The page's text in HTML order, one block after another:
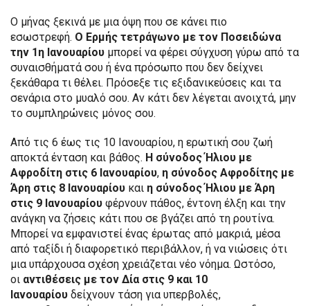
Ο μήνας ξεκινά με μια όψη που σε κάνει πιο
εσωστρεφή. Ο Ερμής τετράγωνο με τον Ποσειδώνα
την 1η Ιανουαρίου μπορεί να φέρει σύγχυση γύρω από τα
συναισθήματά σου ή ένα πρόσωπο που δεν δείχνει
ξεκάθαρα τι θέλει. Πρόσεξε τις εξιδανικεύσεις και τα
σενάρια στο μυαλό σου. Αν κάτι δεν λέγεται ανοιχτά, μην
το συμπληρώνεις μόνος σου.
Από τις 6 έως τις 10 Ιανουαρίου, η ερωτική σου ζωή
αποκτά ένταση και βάθος. Η σύνοδος Ήλιου με
Αφροδίτη στις 6 Ιανουαρίου, η σύνοδος Αφροδίτης με
Άρη στις 8 Ιανουαρίου και η σύνοδος Ήλιου με Άρη
στις 9 Ιανουαρίου φέρνουν πάθος, έντονη έλξη και την
ανάγκη να ζήσεις κάτι που σε βγάζει από τη ρουτίνα.
Μπορεί να εμφανιστεί ένας έρωτας από μακριά, μέσα
από ταξίδι ή διαφορετικό περιβάλλον, ή να νιώσεις ότι
μια υπάρχουσα σχέση χρειάζεται νέο νόημα. Ωστόσο,
οι αντιθέσεις με τον Δία στις 9 και 10
Ιανουαρίου δείχνουν τάση για υπερβολές,